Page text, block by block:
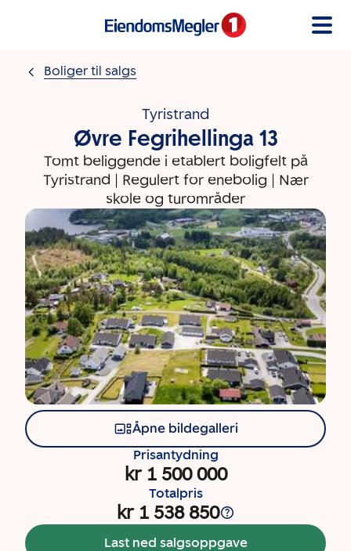
Boliger til salgs
Tyristrand
Øvre Fegrihellinga 13
Tomt beliggende i etablert boligfelt på
Tyristrand | Regulert for enebolig | Nær
skole og turområder
Åpne bildegalleri
Prisantydning
kr 1 500 000
Totalpris
kr 1 538 850
Last ned salgsoppgave